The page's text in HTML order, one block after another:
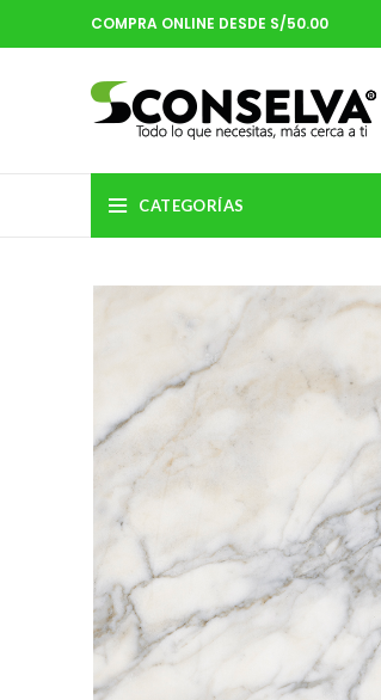
COMPRA ONLINE DESDE S/50.00
CATEGORÍAS